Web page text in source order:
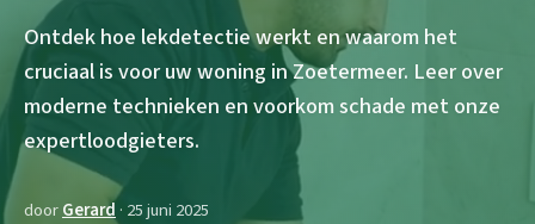
Ontdek hoe lekdetectie werkt en waarom het
cruciaal is voor uw woning in Zoetermeer. Leer over
moderne technieken en voorkom schade met onze
expertloodgieters.
doorGerard · 25 juni 2025